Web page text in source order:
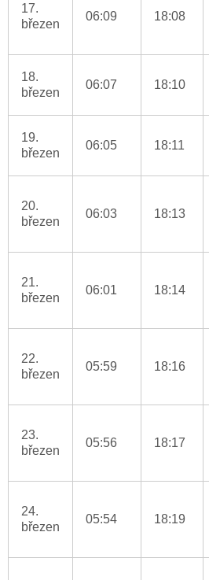
17.
březen
06:09 18:08
18.
březen
06:07 18:10
19.
březen
06:05 18:11
20.
březen
06:03 18:13
21.
březen
06:01 18:14
22.
březen
05:59 18:16
23.
březen
05:56 18:17
24.
březen
05:54 18:19